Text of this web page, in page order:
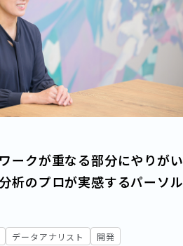
ークが重なる部分にやりがい
析のプロが実感するパーソル
データアナリスト 開発